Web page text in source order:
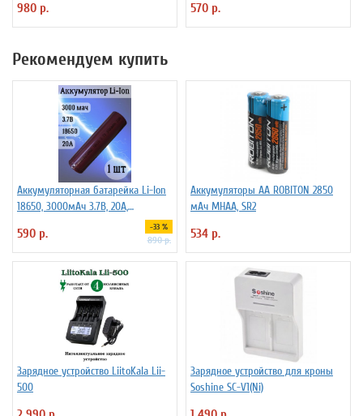
980 р. 570 р.
Рекомендуем купить
Аккумуляторная батарейка Li-Ion
18650, 3000мАч 3.7В, 20A,
высокомощный, незащищенный
590 р. -33 %
890 р.
Аккумуляторы АА ROBITON 2850
мАч MHAA, SR2
534 р.
Зарядное устройство LiitoKala Lii-
500
Зарядное устройство для кроны
Soshine SC-V1(Ni)